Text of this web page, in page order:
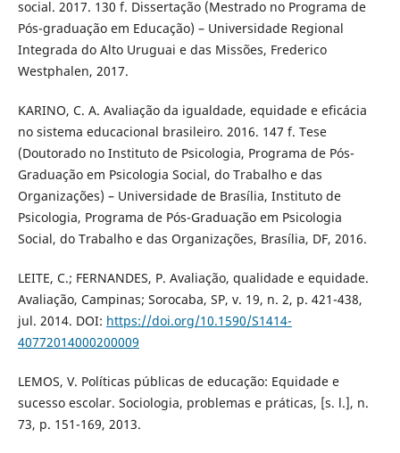
social. 2017. 130 f. Dissertação (Mestrado no Programa de
Pós-graduação em Educação) – Universidade Regional
Integrada do Alto Uruguai e das Missões, Frederico
Westphalen, 2017.
KARINO, C. A. Avaliação da igualdade, equidade e eficácia
no sistema educacional brasileiro. 2016. 147 f. Tese
(Doutorado no Instituto de Psicologia, Programa de Pós-
Graduação em Psicologia Social, do Trabalho e das
Organizações) – Universidade de Brasília, Instituto de
Psicologia, Programa de Pós-Graduação em Psicologia
Social, do Trabalho e das Organizações, Brasília, DF, 2016.
LEITE, C.; FERNANDES, P. Avaliação, qualidade e equidade.
Avaliação, Campinas; Sorocaba, SP, v. 19, n. 2, p. 421-438,
jul. 2014. DOI: https://doi.org/10.1590/S1414-
40772014000200009
LEMOS, V. Políticas públicas de educação: Equidade e
sucesso escolar. Sociologia, problemas e práticas, [s. l.], n.
73, p. 151-169, 2013.